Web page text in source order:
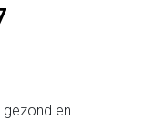
gezond en